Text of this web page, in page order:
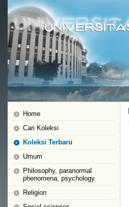
Home
Cari Koleksi
Koleksi Terbaru
Umum
Philosophy, paranormal
phenomena, psychology
Religion